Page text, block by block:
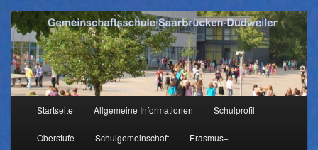
Zum
Inhalt
Startseite Allgemeine Informationen Schulprofil
Oberstufe Schulgemeinschaft Erasmus+